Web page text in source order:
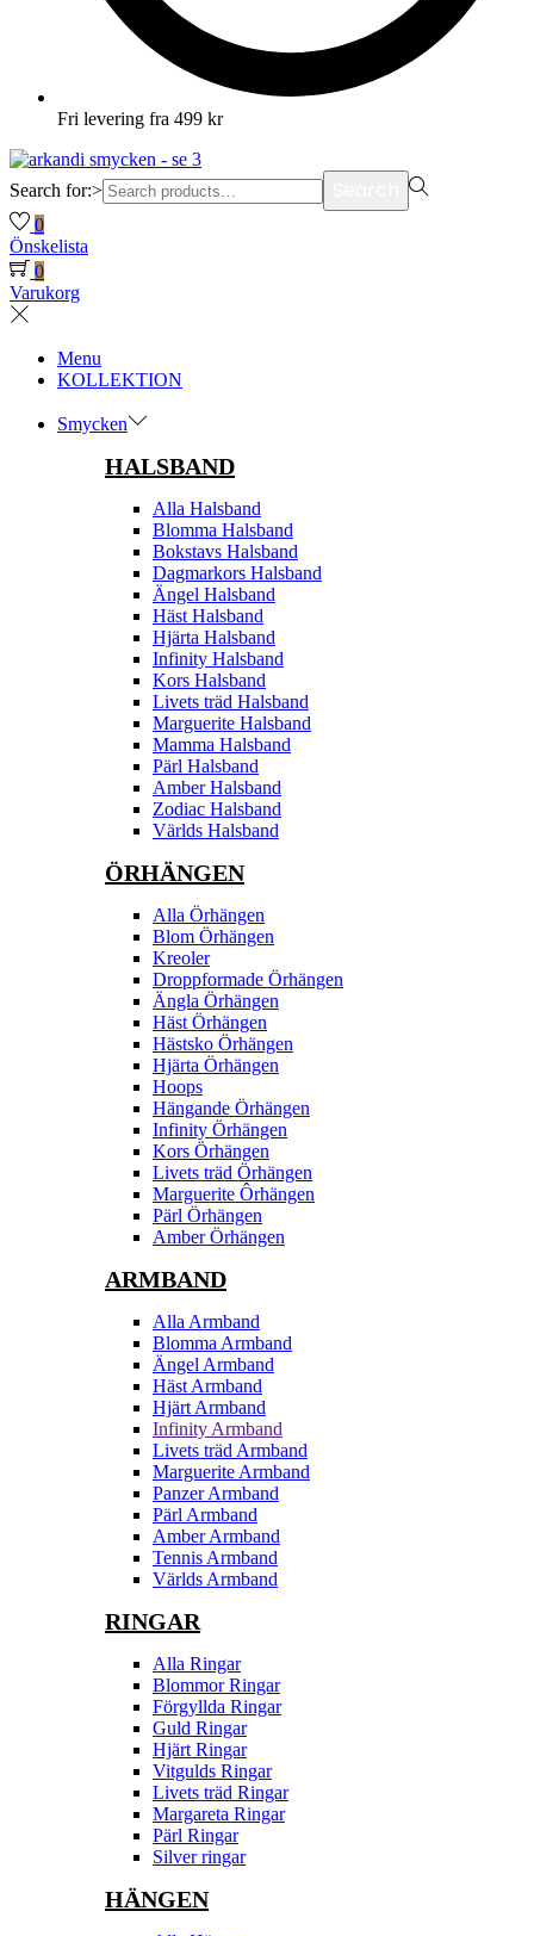
Fri levering fra 499 kr
Search for:>
0
Önskelista
0
Varukorg
Menu
KOLLEKTION
Smycken
HALSBAND
Alla Halsband
Blomma Halsband
Bokstavs Halsband
Dagmarkors Halsband
Ängel Halsband
Häst Halsband
Hjärta Halsband
Infinity Halsband
Kors Halsband
Livets träd Halsband
Marguerite Halsband
Mamma Halsband
Pärl Halsband
Amber Halsband
Zodiac Halsband
Världs Halsband
ÖRHÄNGEN
Alla Örhängen
Blom Örhängen
Kreoler
Droppformade Örhängen
Ängla Örhängen
Häst Örhängen
Hästsko Örhängen
Hjärta Örhängen
Hoops
Hängande Örhängen
Infinity Örhängen
Kors Örhängen
Livets träd Örhängen
Marguerite Ôrhängen
Pärl Örhängen
Amber Örhängen
ARMBAND
Alla Armband
Blomma Armband
Ängel Armband
Häst Armband
Hjärt Armband
Infinity Armband
Livets träd Armband
Marguerite Armband
Panzer Armband
Pärl Armband
Amber Armband
Tennis Armband
Världs Armband
RINGAR
Alla Ringar
Blommor Ringar
Förgyllda Ringar
Guld Ringar
Hjärt Ringar
Vitgulds Ringar
Livets träd Ringar
Margareta Ringar
Pärl Ringar
Silver ringar
HÄNGEN